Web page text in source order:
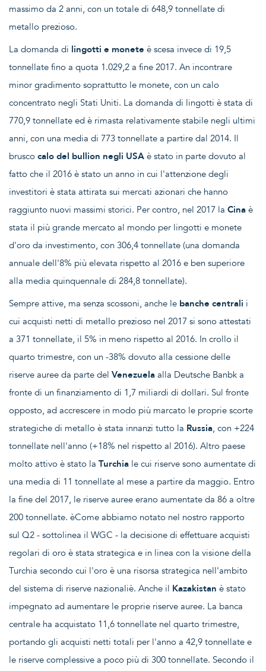
massimo da 2 anni, con un totale di 648,9 tonnellate di
metallo prezioso.
La domanda di lingotti e monete è scesa invece di 19,5
tonnellate fino a quota 1.029,2 a fine 2017. An incontrare
minor gradimento soprattutto le monete, con un calo
concentrato negli Stati Uniti. La domanda di lingotti è stata di
770,9 tonnellate ed è rimasta relativamente stabile negli ultimi
anni, con una media di 773 tonnellate a partire dal 2014. Il
brusco calo del bullion negli USA è stato in parte dovuto al
fatto che il 2016 è stato un anno in cui l'attenzione degli
investitori è stata attirata sui mercati azionari che hanno
raggiunto nuovi massimi storici. Per contro, nel 2017 la Cina è
stata il più grande mercato al mondo per lingotti e monete
d'oro da investimento, con 306,4 tonnellate (una domanda
annuale dell'8% più elevata rispetto al 2016 e ben superiore
alla media quinquennale di 284,8 tonnellate).
Sempre attive, ma senza scossoni, anche le banche centrali i
cui acquisti netti di metallo prezioso nel 2017 si sono attestati
a 371 tonnellate, il 5% in meno rispetto al 2016. In crollo il
quarto trimestre, con un -38% dovuto alla cessione delle
riserve auree da parte del Venezuela alla Deutsche Banbk a
fronte di un finanziamento di 1,7 miliardi di dollari. Sul fronte
opposto, ad accrescere in modo più marcato le proprie scorte
strategiche di metallo è stata innanzi tutto la Russia, con +224
tonnellate nell'anno (+18% nel rispetto al 2016). Altro paese
molto attivo è stato la Turchia le cui riserve sono aumentate di
una media di 11 tonnellate al mese a partire da maggio. Entro
la fine del 2017, le riserve auree erano aumentate da 86 a oltre
200 tonnellate. èCome abbiamo notato nel nostro rapporto
sul Q2 - sottolinea il WGC - la decisione di effettuare acquisti
regolari di oro è stata strategica e in linea con la visione della
Turchia secondo cui l'oro è una risorsa strategica nell'ambito
del sistema di riserve nazionaliè. Anche il Kazakistan è stato
impegnato ad aumentare le proprie riserve auree. La banca
centrale ha acquistato 11,6 tonnellate nel quarto trimestre,
portando gli acquisti netti totali per l'anno a 42,9 tonnellate e
le riserve complessive a poco più di 300 tonnellate. Secondo il